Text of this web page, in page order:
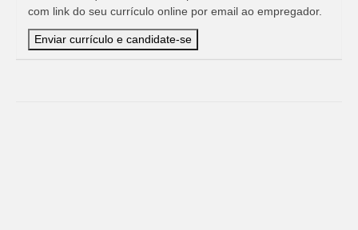
com link do seu currículo online por email ao empregador.